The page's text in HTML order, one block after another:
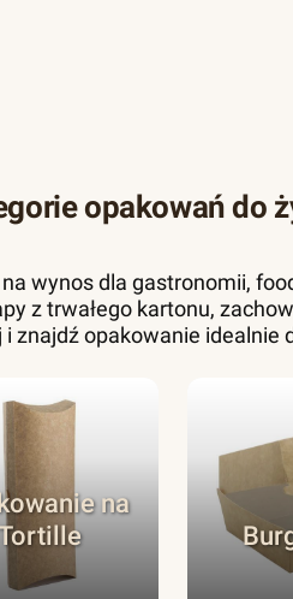
opakowań do
wynos dla gastronomii,
z trwałego kartonu,
znajdź opakowanie idealnie
na